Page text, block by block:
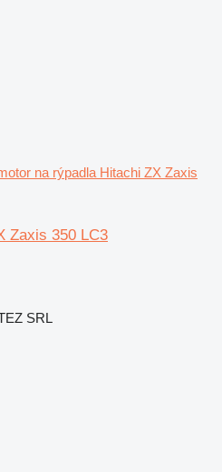
na rýpadla Hitachi ZX Zaxis
Zaxis 350 LC3
SRL